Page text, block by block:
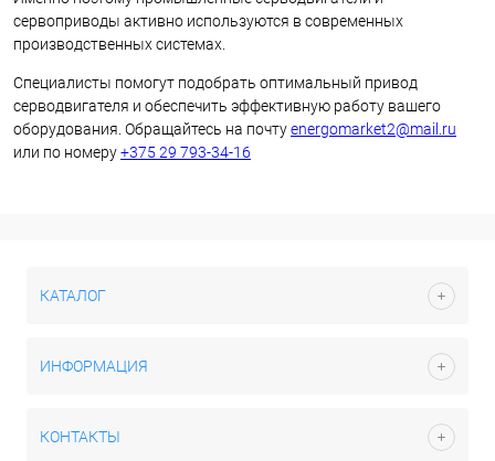
сервоприводы активно используются в современных
производственных системах.
Специалисты помогут подобрать оптимальный привод
серводвигателя и обеспечить эффективную работу вашего
оборудования. Обращайтесь на почтуenergomarket2@mail.ru
или по номеру+375 29 793-34-16
КАТАЛОГ
ИНФОРМАЦИЯ
КОНТАКТЫ